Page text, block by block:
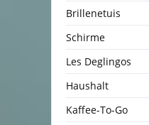
Brillenetuis
Schirme
Les Deglingos
Haushalt
Kaffee-To-Go